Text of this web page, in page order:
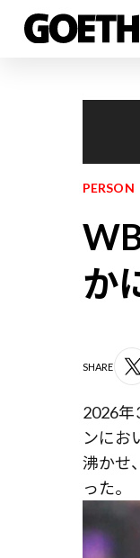
PERSON
か
SHARE
2026年
ンにお
沸かせ
った。